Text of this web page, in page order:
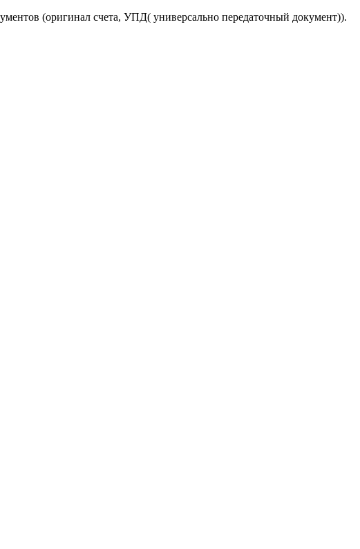
(оригинал счета, УПД( универсально передаточный документ)).